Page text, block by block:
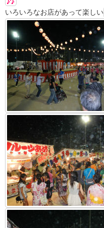
いろいろなお店があって楽しい